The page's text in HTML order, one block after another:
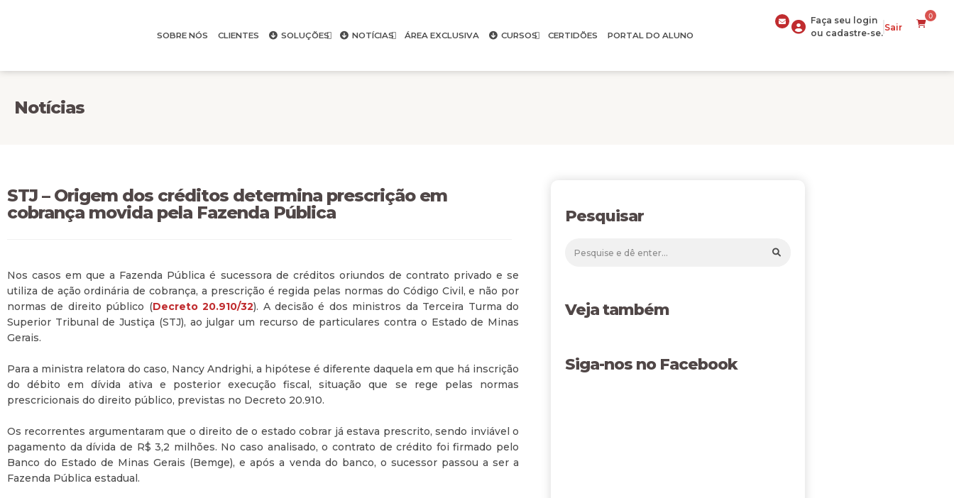
SOBRE NÓS CLIENTES SOLUÇÕES NOTÍCIAS ÁREA EXCLUSIVA CURSOS CERTIDÕES PORTAL DO ALUNO
Faça seu login
ou cadastre-se.
Sair
0
Notícias
STJ – Origem dos créditos determina prescrição em
cobrança movida pela Fazenda Pública
Nos casos em que a Fazenda Pública é sucessora de créditos oriundos de contrato privado e se
utiliza de ação ordinária de cobrança, a prescrição é regida pelas normas do Código Civil, e não por
normas de direito público (Decreto 20.910/32). A decisão é dos ministros da Terceira Turma do
Superior Tribunal de Justiça (STJ), ao julgar um recurso de particulares contra o Estado de Minas
Gerais.
Para a ministra relatora do caso, Nancy Andrighi, a hipótese é diferente daquela em que há inscrição
do débito em dívida ativa e posterior execução fiscal, situação que se rege pelas normas
prescricionais do direito público, previstas no Decreto 20.910.
Os recorrentes argumentaram que o direito de o estado cobrar já estava prescrito, sendo inviável o
pagamento da dívida de R$ 3,2 milhões. No caso analisado, o contrato de crédito foi firmado pelo
Banco do Estado de Minas Gerais (Bemge), e após a venda do banco, o sucessor passou a ser a
Fazenda Pública estadual.
Pesquisar
Veja também
Siga-nos no Facebook